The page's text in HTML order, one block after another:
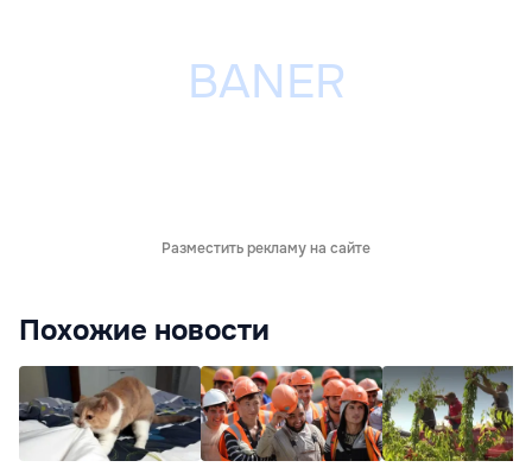
Разместить рекламу на сайте
Похожие новости